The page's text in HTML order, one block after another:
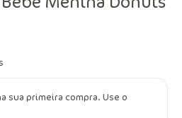
sua primeira compra. Use o